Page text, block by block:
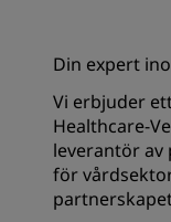
Din expert
Vi erbjuder
Healthcare-
leverantör
för